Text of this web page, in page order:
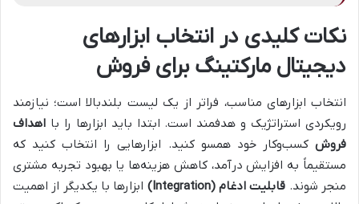
نکات کلیدی در انتخاب ابزارهای
دیجیتال مارکتینگ برای فروش
انتخاب ابزارهای مناسب، فراتر از یک لیست بلندبالا است؛ نیازمند
رویکردی استراتژیک و هدفمند است. ابتدا باید ابزارها را با اهداف
فروش کسب‌وکار خود همسو کنید. ابزارهایی را انتخاب کنید که
مستقیماً به افزایش درآمد، کاهش هزینه‌ها یا بهبود تجربه مشتری
منجر شوند. قابلیت ادغام (Integration)
ابزارها با یکدیگر از اهمیت